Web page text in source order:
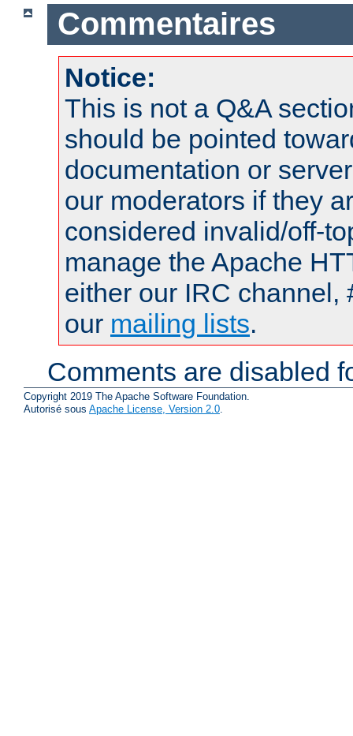
Commentaires
Notice:
This is not a Q&A
should be pointed
documentation or
our moderators if they
considered invalid/off-
manage the Apache
either our IRC channel,
our mailing lists.
Comments are disabled
Copyright 2019 The Apache Software Foundation.
Autorisé sous Apache License, Version 2.0